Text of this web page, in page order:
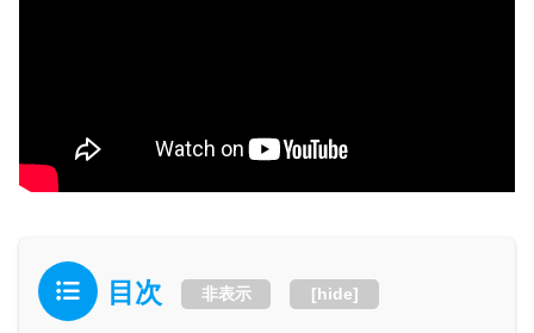
目次 非表示 [hide]